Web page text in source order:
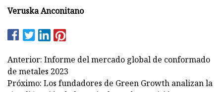
Veruska Anconitano
Anterior: Informe del mercado global de conformado
de metales 2023
Próximo: Los fundadores de Green Growth analizan la